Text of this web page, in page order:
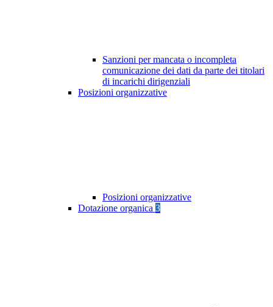
Sanzioni per mancata o incompleta
comunicazione dei dati da parte dei titolari
di incarichi dirigenziali
Posizioni organizzative
Posizioni organizzative
Dotazione organica 3